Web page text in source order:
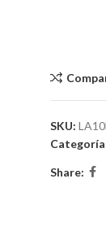
SKU:
Share: